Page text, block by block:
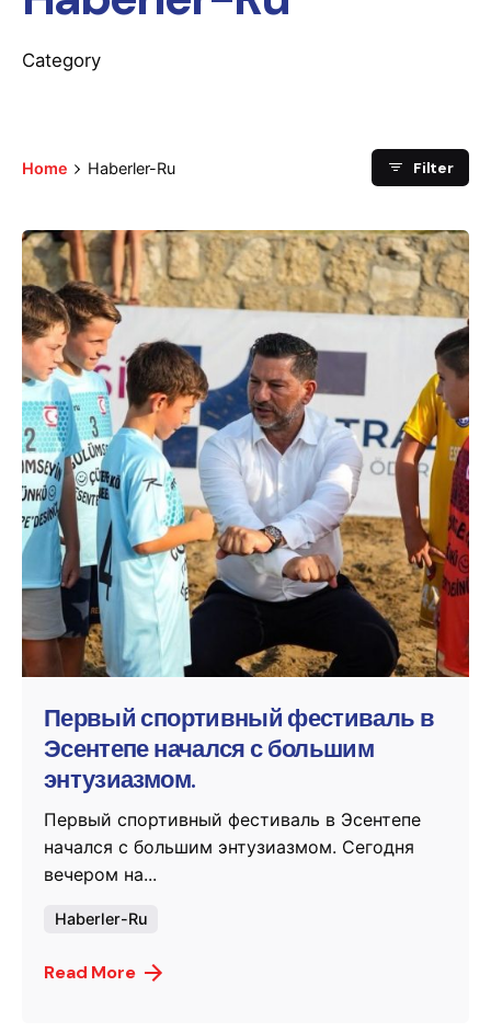
Category
Home Haberler-Ru Filter
Posted by
murat.sozuak
Первый спортивный фестиваль в
Эсентепе начался с большим
энтузиазмом.
Первый спортивный фестиваль в Эсентепе
начался с большим энтузиазмом. Сегодня
вечером на...
Haberler-Ru
Read More